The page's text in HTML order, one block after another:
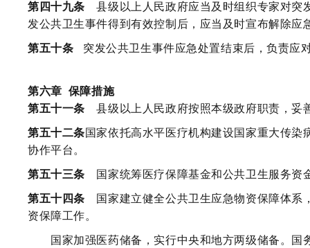
第四十九条 县级以上人民政府应当及时组织专家对突
发公共卫生事件得到有效控制后，应当及时宣布解除
第五十条 突发公共卫生事件应急处置结束后，负责应
第六章 保障措施
第五十一条 县级以上人民政府按照本级政府职责，妥
第五十二条国家依托高水平医疗机构建设国家重大传
协作平台。
第五十三条 国家统筹医疗保障基金和公共卫生服务资
第五十四条 国家建立健全公共卫生应急物资保障体系
资保障工作。
国家加强医药储备，实行中央和地方两级储备。国